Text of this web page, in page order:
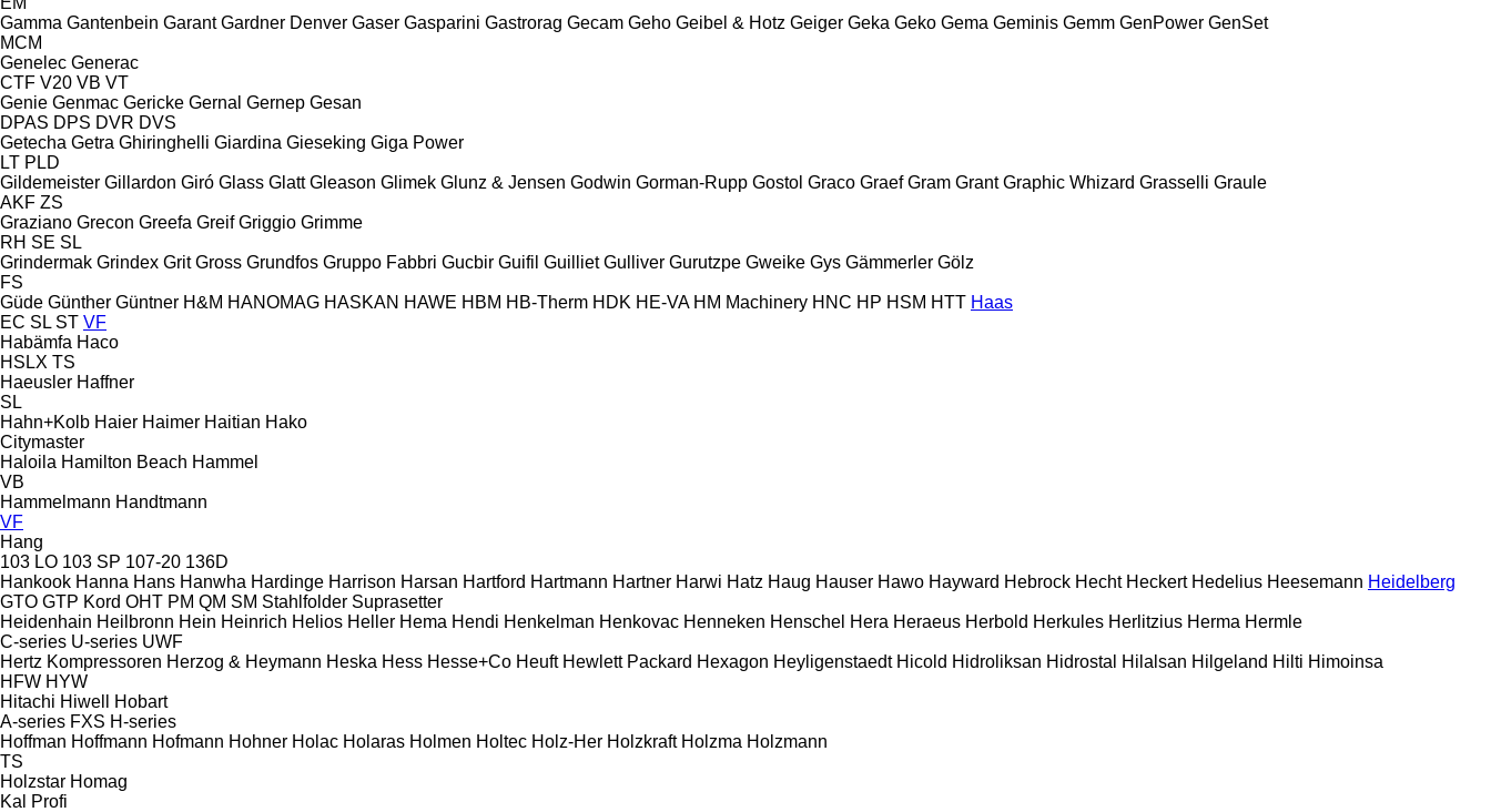
Gamma Gantenbein Garant Gardner Denver Gaser Gasparini Gastrorag Gecam Geho Geibel & Hotz Geiger Geka Geko Gema Geminis Gemm GenPower GenSet
MCM
Genelec Generac
CTF V20 VB VT
Genie Genmac Gericke Gernal Gernep Gesan
DPAS DPS DVR DVS
Getecha Getra Ghiringhelli Giardina Gieseking Giga Power
LT PLD
Gildemeister Gillardon Giró Glass Glatt Gleason Glimek Glunz & Jensen Godwin Gorman-Rupp Gostol Graco Graef Gram Grant Graphic Whizard Grasselli Graule
AKF ZS
Graziano Grecon Greefa Greif Griggio Grimme
RH SE SL
Grindermak Grindex Grit Gross Grundfos Gruppo Fabbri Gucbir Guifil Guilliet Gulliver Gurutzpe Gweike Gys Gämmerler Gölz
FS
Güde Günther Güntner H&M HANOMAG HASKAN HAWE HBM HB‑Therm HDK HE-VA HM Machinery HNC HP HSM HTT Haas
EC SL ST VF
Habämfa Haco
HSLX TS
Haeusler Haffner
SL
Hahn+Kolb Haier Haimer Haitian Hako
Citymaster
Haloila Hamilton Beach Hammel
VB
Hammelmann Handtmann
VF
Hang
103 LO 103 SP 107-20 136D
Hankook Hanna Hans Hanwha Hardinge Harrison Harsan Hartford Hartmann Hartner Harwi Hatz Haug Hauser Hawo Hayward Hebrock Hecht Heckert Hedelius Heesemann Heidelberg
GTO GTP Kord OHT PM QM SM Stahlfolder Suprasetter
Heidenhain Heilbronn Hein Heinrich Helios Heller Hema Hendi Henkelman Henkovac Henneken Henschel Hera Heraeus Herbold Herkules Herlitzius Herma Hermle
C-series U-series UWF
Hertz Kompressoren Herzog & Heymann Heska Hess Hesse+Co Heuft Hewlett Packard Hexagon Heyligenstaedt Hicold Hidroliksan Hidrostal Hilalsan Hilgeland Hilti Himoinsa
HFW HYW
Hitachi Hiwell
Hobart
A-series FXS H-series
Hoffman Hoffmann Hofmann Hohner Holac Holaras Holmen Holtec Holz-Her Holzkraft Holzma Holzmann
TS
Holzstar Homag
Kal
Profi